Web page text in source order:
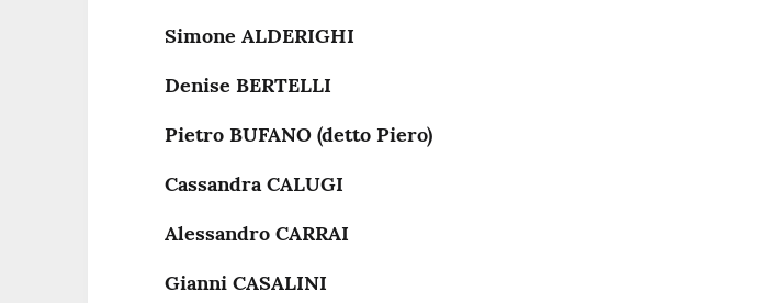
Simone ALDERIGHI
Denise BERTELLI
Pietro BUFANO (detto Piero)
Cassandra CALUGI
Alessandro CARRAI
Gianni CASALINI